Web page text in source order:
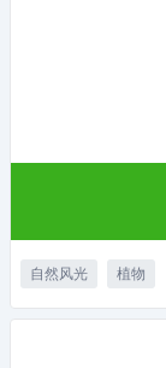
自然风光 植物